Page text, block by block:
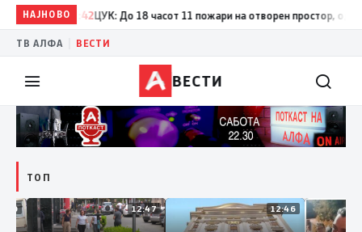
НАЈНОВО
17:42ЦУК: До 18 часот 11 пожари на отворен простор, од кои
ТВ АЛФА ВЕСТИ
ВЕСТИ
ТОП
12:50 12:47 12:46